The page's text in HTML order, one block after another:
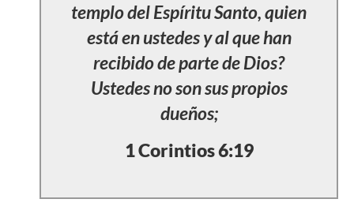
templo del Espíritu Santo, quien
está en ustedes y al que han
recibido de parte de Dios?
Ustedes no son sus propios
dueños;
1 Corintios 6:19